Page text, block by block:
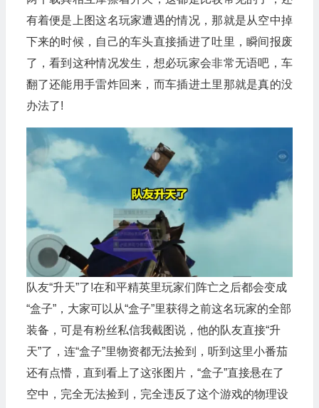
有着便是上图这名玩家遭遇的情况，那就是从空中掉
下来的时候，自己的车头直接插进了吐里，瞬间报废
了，看到这种情况发生，想必玩家会非常无语吧，车
翻了还能用手雷炸回来，而车插进土里那就是真的没
办法了!
队友“升天”了!在和平精英里玩家们阵亡之后都会变成
“盒子”，大家可以从“盒子”里获得之前这名玩家的全部
装备，可是有粉丝私信我截图说，他的队友直接“升
天”了，连“盒子”里物资都无法捡到，听到这里小番茄
还有点懵，直到看上了这张图片，“盒子”直接悬在了
空中，完全无法捡到，完全违反了这个游戏的物理设